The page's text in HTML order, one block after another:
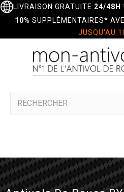
LIVRAISON GRATUITE 24/48H
10% SUPPLÉMENTAIRES*
JUSQU'AU